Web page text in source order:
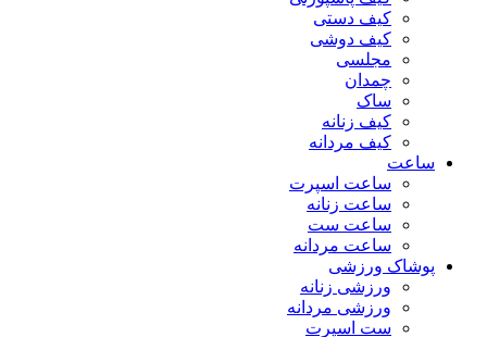
کیف دستی
کیف دوشی
مجلسی
چمدان
ساک
کیف زنانه
کیف مردانه
ساعت
ساعت اسپرت
ساعت زنانه
ساعت ست
ساعت مردانه
پوشاک ورزشی
ورزشی زنانه
ورزشی مردانه
ست اسپرت